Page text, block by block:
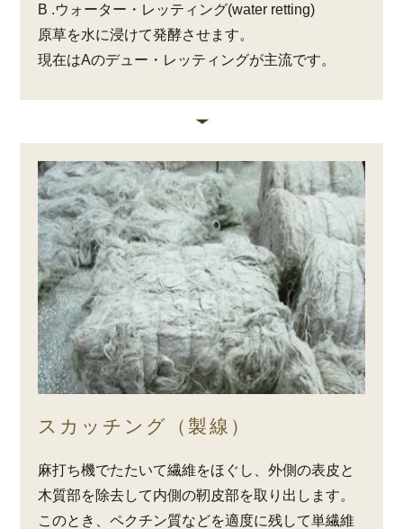
B .ウォーター・レッティング(water retting)
原草を水に浸けて発酵させます。
現在はAのデュー・レッティングが主流です。
スカッチング（製線）
麻打ち機でたたいて繊維をほぐし、外側の表皮と
木質部を除去して内側の靭皮部を取り出します。
このとき、ペクチン質などを適度に残して単繊維